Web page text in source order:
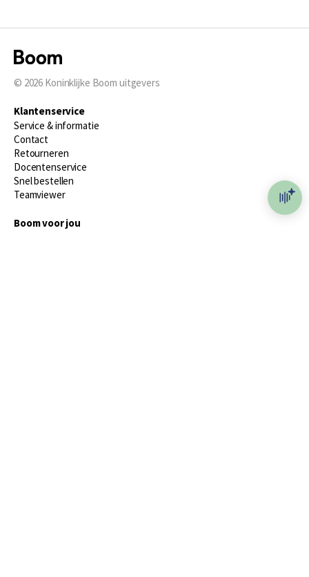
© 2026 Koninklijke Boom uitgevers
Klantenservice
Service & informatie
Contact
Retourneren
Docentenservice
Snel bestellen
Teamviewer
Boom voor jou